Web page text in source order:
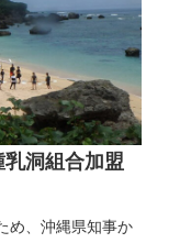
洞組合加盟
め、沖縄県知事か